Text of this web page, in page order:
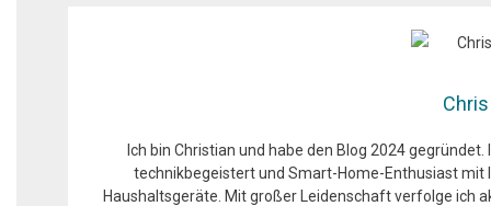
Chris
Ich bin Christian und habe den Blog 2024
technikbegeistert und Smart-Home-Enthusiast
Haushaltsgeräte. Mit großer Leidenschaft verfolge ich